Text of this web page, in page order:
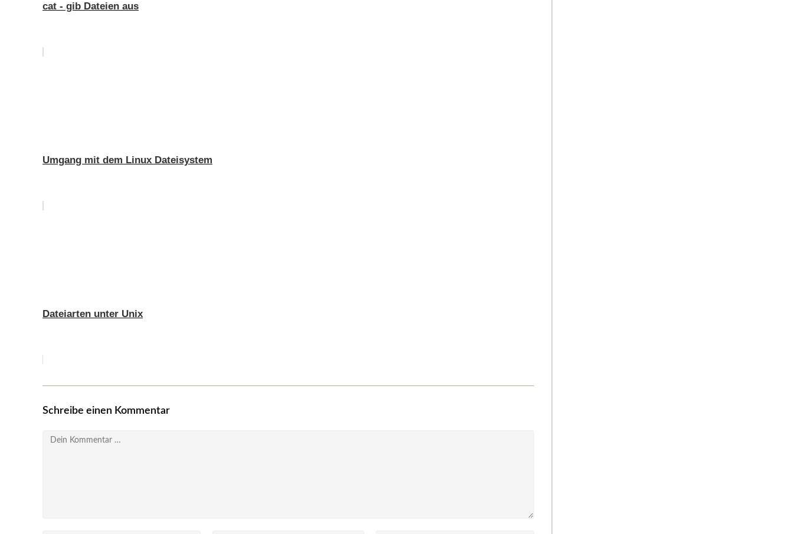
cat - gib Dateien aus
Umgang mit dem Linux Dateisystem
Dateiarten unter Unix
Schreibe einen Kommentar
Kommentar